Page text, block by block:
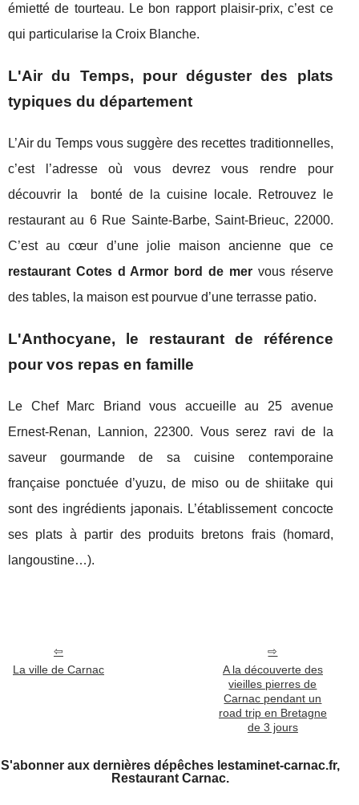
émietté de tourteau. Le bon rapport plaisir-prix, c’est ce
qui particularise la Croix Blanche.
L'Air du Temps, pour déguster des plats
typiques du département
L’Air du Temps vous suggère des recettes traditionnelles,
c’est l’adresse où vous devrez vous rendre pour
découvrir la bonté de la cuisine locale. Retrouvez le
restaurant au 6 Rue Sainte-Barbe, Saint-Brieuc, 22000.
C’est au cœur d’une jolie maison ancienne que ce
restaurant Cotes d Armor bord de mervous réserve
des tables, la maison est pourvue d’une terrasse patio.
L'Anthocyane, le restaurant de référence
pour vos repas en famille
Le Chef Marc Briand vous accueille au 25 avenue
Ernest-Renan, Lannion, 22300. Vous serez ravi de la
saveur gourmande de sa cuisine contemporaine
française ponctuée d’yuzu, de miso ou de shiitake qui
sont des ingrédients japonais. L’établissement concocte
ses plats à partir des produits bretons frais (homard,
langoustine…).
La ville de Carnac
A la découverte des
vieilles pierres de
Carnac pendant un
road trip en Bretagne
de 3 jours
S'abonner aux dernières dépêches lestaminet-carnac.fr,
Restaurant Carnac.